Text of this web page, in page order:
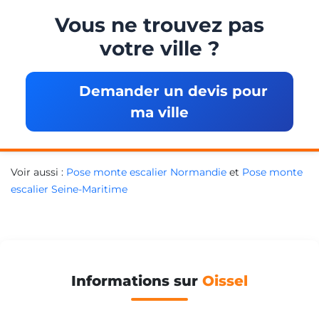
Vous ne trouvez pas
votre ville ?
Demander un devis pour
ma ville
Voir aussi : Pose monte escalier Normandie et Pose monte
escalier Seine-Maritime
Informations sur Oissel